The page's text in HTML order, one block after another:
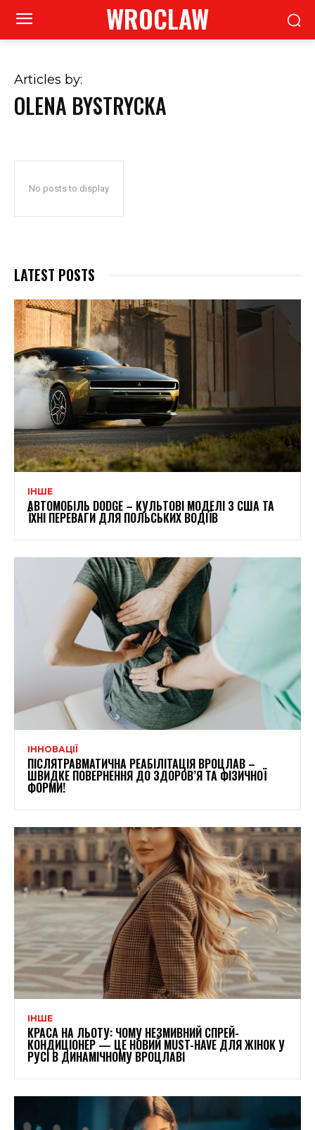
WROCLAW
Articles by:
OLENA BYSTRYCKA
No posts to display
LATEST POSTS
ІНШЕ
АВТОМОБІЛЬ DODGE – КУЛЬТОВІ МОДЕЛІ З США ТА
ЇХНІ ПЕРЕВАГИ ДЛЯ ПОЛЬСЬКИХ ВОДІЇВ
ІННОВАЦІЇ
ПІСЛЯТРАВМАТИЧНА РЕАБІЛІТАЦІЯ ВРОЦЛАВ –
ШВИДКЕ ПОВЕРНЕННЯ ДО ЗДОРОВ’Я ТА ФІЗИЧНОЇ
ФОРМИ!
ІНШЕ
КРАСА НА ЛЬОТУ: ЧОМУ НЕЗМИВНИЙ СПРЕЙ-
КОНДИЦІОНЕР — ЦЕ НОВИЙ MUST-HAVE ДЛЯ ЖІНОК У
РУСІ В ДИНАМІЧНОМУ ВРОЦЛАВІ